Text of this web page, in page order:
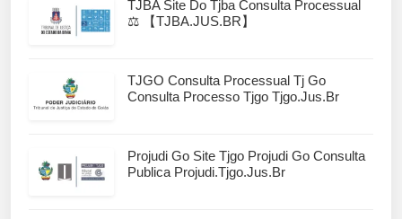
TJBA Site Do Tjba Consulta Processual
⚖️ 【TJBA.JUS.BR】
TJGO Consulta Processual Tj Go
Consulta Processo Tjgo Tjgo.jus.br
Projudi Go Site Tjgo Projudi Go Consulta
Publica Projudi.tjgo.jus.br